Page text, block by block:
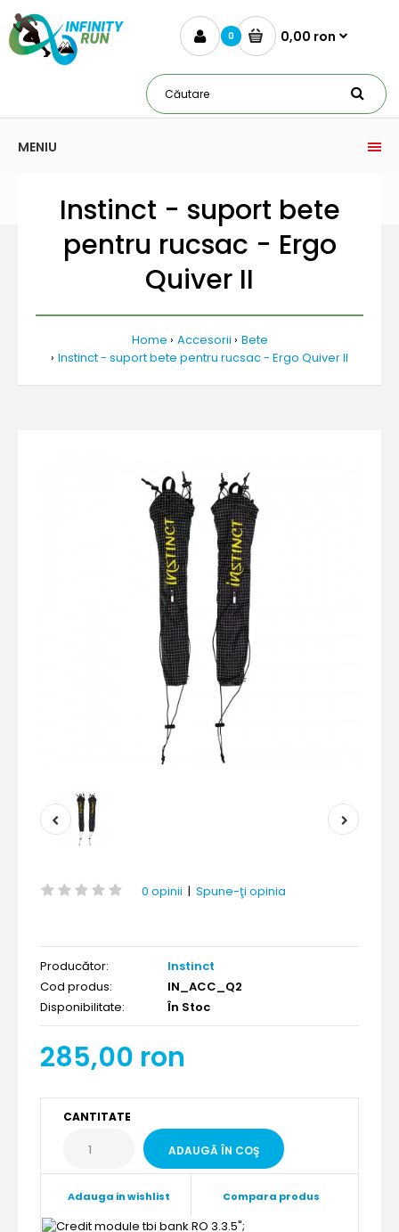
0 0,00 ron
MENIU
Instinct - suport bete
pentru rucsac - Ergo
Quiver II
Home Accesorii
Bete
Instinct - suport bete pentru rucsac - Ergo Quiver II
0 opinii | Spune-ţi opinia
Producător:
Instinct
Cod produs:
IN_ACC_Q2
Disponibilitate:
În Stoc
285,00 ron
CANTITATE
Adauga in wishlist Compara produs
";